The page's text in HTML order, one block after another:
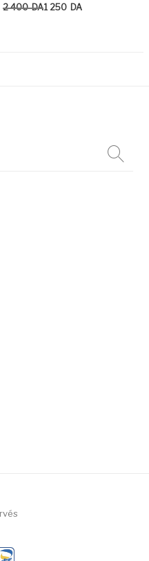
2 400 DA
Le prix initial était : 2 400DA.
1 250 DA
Le prix actuel est : 1 250DA.